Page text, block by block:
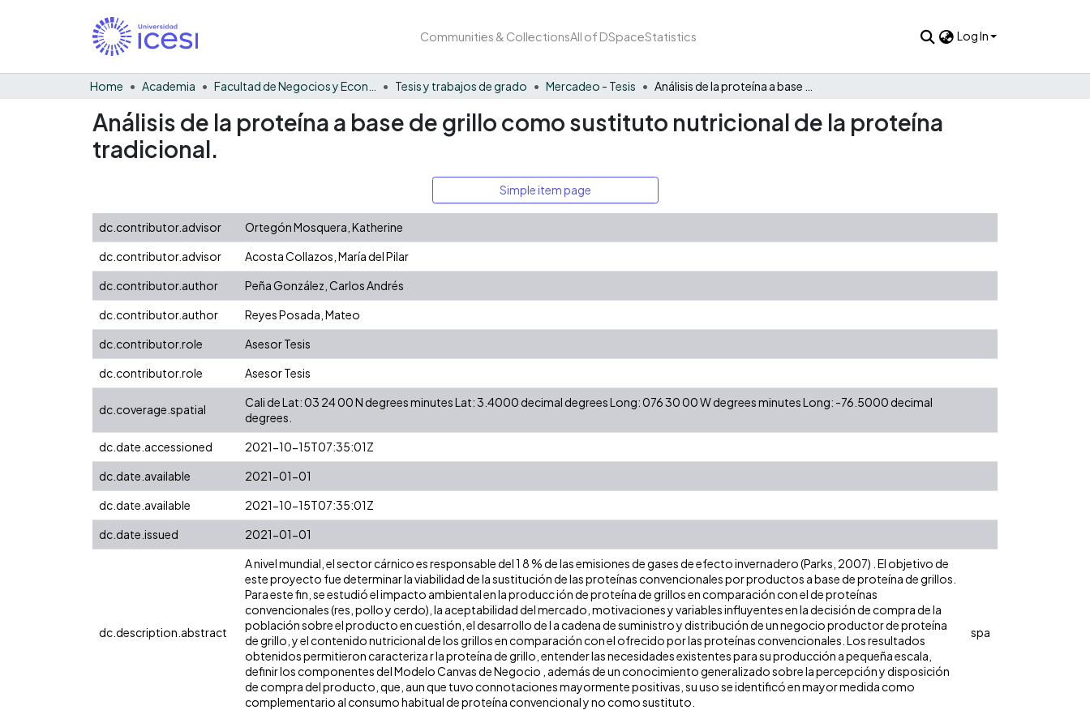
Communities & CollectionsAll of DSpaceStatistics Log In
Home Academia Tesis y trabajos de grado Mercadeo - Tesis
Análisis de la proteína a base de grillo como sustituto nutricional de la proteína
tradicional.
Simple item page
dc.contributor.advisor
Ortegón Mosquera, Katherine
dc.contributor.advisor
Acosta Collazos, María del Pilar
dc.contributor.author
Peña González, Carlos Andrés
dc.contributor.author
Reyes Posada, Mateo
dc.contributor.role
Asesor Tesis
dc.contributor.role
Asesor Tesis
dc.coverage.spatial
Cali de Lat: 03 24 00 N degrees minutes Lat: 3.4000 decimal degrees Long: 076 30 00 W degrees minutes Long: -76.5000 decimal
degrees.
dc.date.accessioned
2021-10-15T07:35:01Z
dc.date.available
2021-01-01
dc.date.available
2021-10-15T07:35:01Z
dc.date.issued
2021-01-01
dc.description.abstract
A nivel mundial, el sector cárnico es responsable del 1 8 % de las emisiones de gases de efecto invernadero (Parks, 2007) . El objetivo de
este proyecto fue determinar la viabilidad de la sustitución de las proteínas convencionales por productos a base de proteína de grillos.
Para este fin, se estudió el impacto ambiental en la producc ión de proteína de grillos en comparación con el de proteínas
convencionales (res, pollo y cerdo), la aceptabilidad del mercado, motivaciones y variables influyentes en la decisión de compra de la
población sobre el producto en cuestión, el desarrollo de l a cadena de suministro y distribución de un negocio productor de proteína
de grillo, y el contenido nutricional de los grillos en comparación con el ofrecido por las proteínas convencionales. Los resultados
obtenidos permitieron caracteriza r la proteína de grillo, entender las necesidades existentes para su producción a pequeña escala,
definir los componentes del Modelo Canvas de Negocio , además de un conocimiento generalizado sobre la percepción y disposición
de compra del producto, que, aun que tuvo connotaciones mayormente positivas, su uso se identificó en mayor medida como
complementario al consumo habitual de proteína convencional y no como sustituto.
spa